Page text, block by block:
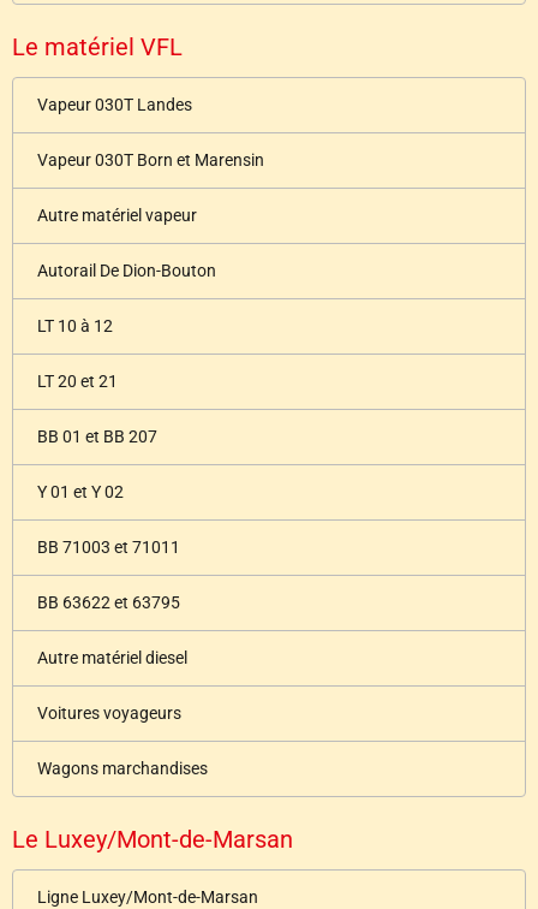
Le matériel VFL
Vapeur 030T Landes
Vapeur 030T Born et Marensin
Autre matériel vapeur
Autorail De Dion-Bouton
LT 10 à 12
LT 20 et 21
BB 01 et BB 207
Y 01 et Y 02
BB 71003 et 71011
BB 63622 et 63795
Autre matériel diesel
Voitures voyageurs
Wagons marchandises
Le Luxey/Mont-de-Marsan
Ligne Luxey/Mont-de-Marsan